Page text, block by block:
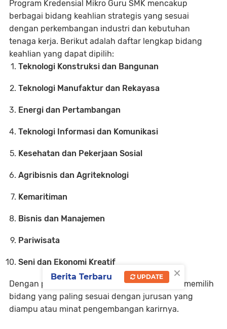
Program Kredensial Mikro Guru SMK mencakup
berbagai bidang keahlian strategis yang sesuai
dengan perkembangan industri dan kebutuhan
tenaga kerja. Berikut adalah daftar lengkap bidang
keahlian yang dapat dipilih:
Teknologi Konstruksi dan Bangunan
Teknologi Manufaktur dan Rekayasa
Energi dan Pertambangan
Teknologi Informasi dan Komunikasi
Kesehatan dan Pekerjaan Sosial
Agribisnis dan Agriteknologi
Kemaritiman
Bisnis dan Manajemen
Pariwisata
Seni dan Ekonomi Kreatif
Dengan pilihan yang beragam ini, guru dapat memilih
bidang yang paling sesuai dengan jurusan yang
diampu atau minat pengembangan karirnya.
×
Berita Terbaru UPDATE